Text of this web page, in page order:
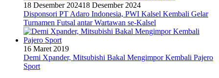
18 Desember 202418 Desember 2024
Disponsori PT Adaro Indonesia, PWI Kalsel Kembali Gelar
Turnamen Futsal antar Wartawan se-Kalsel
16 Maret 2019
Demi Xpander, Mitsubishi Bakal Mengimpor Kembali Pajero
Sport